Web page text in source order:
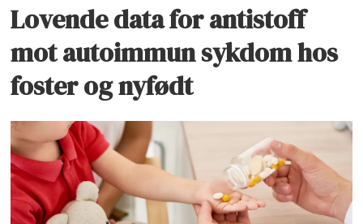
Lovende data for antistoff
mot autoimmun sykdom hos
foster og nyfødt